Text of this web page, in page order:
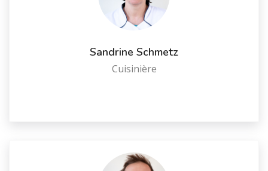
Sandrine Schmetz
Cuisinière